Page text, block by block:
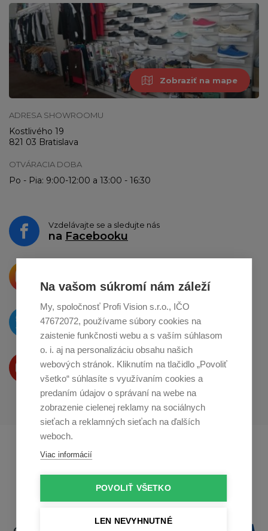
Zobraziť na mape
ADRESA SHOWROOMU
Kostlivého 19
821 03 Bratislava
OTVÁRACIA DOBA
Po - Pia: 9:00-12:00 a 13:00 - 16:30
Vzdelávajte se a sledujte nás
na Facebooku
o zdieľanie naInstagrame
O novinkách píšeme
naTwitteri
Produkty Vám predstavujeme
na Youtube
Profikuchař.cz
Na vašom súkromí nám záleží
My, spoločnosť Profi Vision s.r.o., IČO
47672072, používame súbory cookies na
zaistenie funkčnosti webu a s vaším súhlasom
o. i. aj na personalizáciu obsahu našich
webových stránok. Kliknutím na tlačidlo „Povoliť
všetko“ súhlasíte s využívaním cookies a
predaním údajov o správaní na webe na
zobrazenie cielenej reklamy na sociálnych
sieťach a reklamných sieťach na ďalších
weboch.
Viac informácií
POVOLIŤ VŠETKO
LEN NEVYHNUTNÉ